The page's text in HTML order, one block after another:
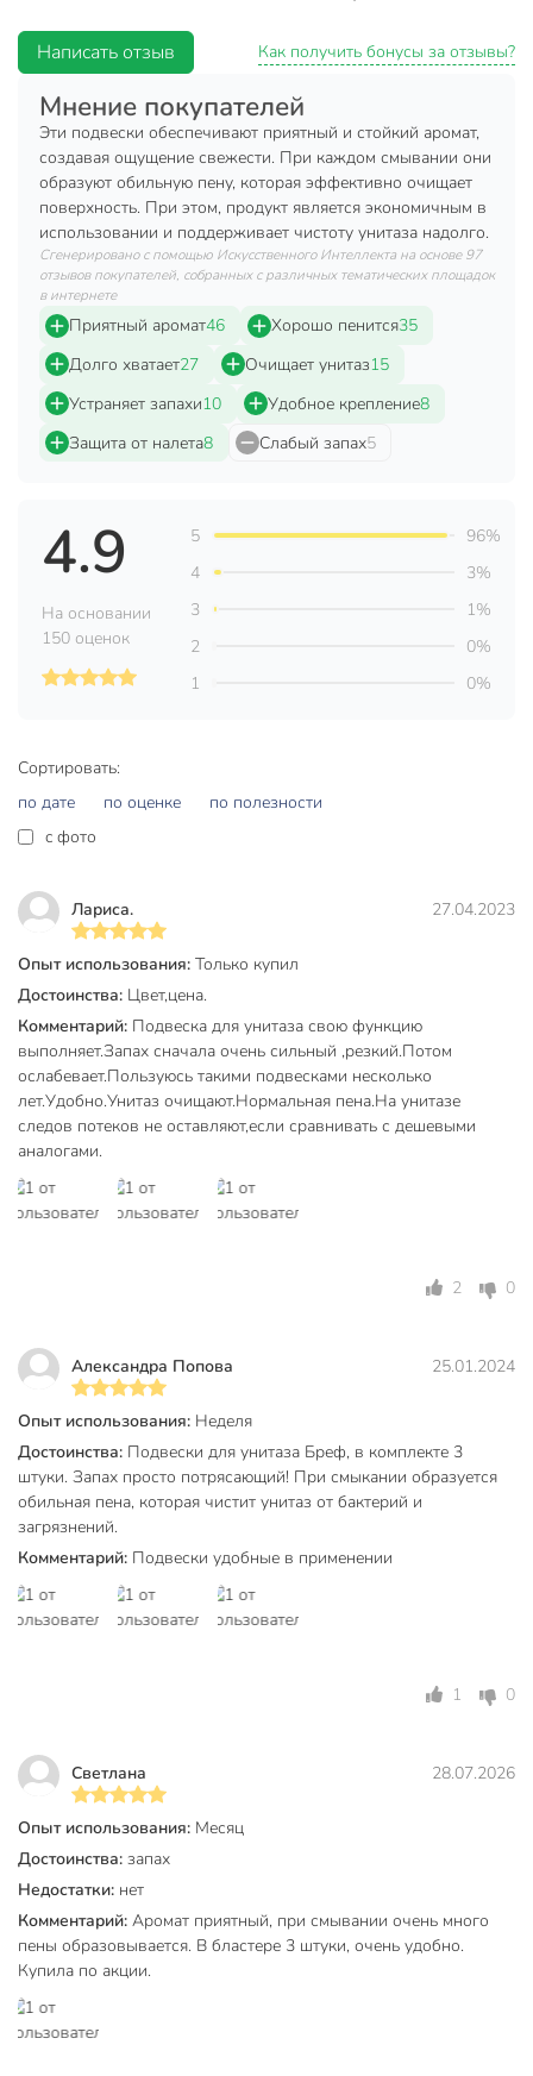
предотвращает образование известкового налета;
Бреф Делюкс — парфюмерный аромат для Вашего
туалета.
Характеристики:
Вес: 50 г.
Количество: 3 шт.
Цвет: голубой, бирюзовый.
Аромат: пленительный жасмин.
Техническая информация
Вес, г
50 г
Бренд
Бреф
Страна производства
Тип
Модель
Пленительный
Вес в упаковке
Габариты упаковки
Написать отзыв Как получить бонусы за отзывы?
Мнение покупателей
Эти подвески обеспечивают приятный и стойкий аромат,
создавая ощущение свежести. При каждом смывании они
образуют обильную пену, которая эффективно очищает
поверхность. При этом, продукт является экономичным в
использовании и поддерживает чистоту унитаза надолго.
Сгенерировано с помощью Искусственного Интеллекта на основе 97
отзывов покупателей, собранных с различных тематических площадок
в интернете
Приятный аромат46 Хорошо пенится35
Долго хватает27 Очищает унитаз15
Устраняет запахи10 Удобное крепление8
Защита от налета8 Слабый запах5
Сортировать:
по дате
по оценке
по полезности
c фото
Лариса. 27.04.2023
Опыт использования: Только купил
Достоинства: Цвет,цена.
Комментарий: Подвеска для унитаза свою функцию
выполняет.Запах сначала очень сильный ,резкий.Потом
ослабевает.Пользуюсь такими подвесками несколько
лет.Удобно.Унитаз очищают.Нормальная пена.На унитазе
следов потеков не оставляют,если сравнивать с дешевыми
аналогами.
2 0
Александра Попова 25.01.2024
Опыт использования: Неделя
Достоинства: Подвески для унитаза Бреф, в комплекте 3
штуки. Запах просто потрясающий! При смыкании образуется
обильная пена, которая чистит унитаз от бактерий и
загрязнений.
Комментарий: Подвески удобные в применении
1 0
Светлана 28.07.2026
Опыт использования: Месяц
Достоинства: запах
Недостатки: нет
Комментарий: Аромат приятный, при смывании очень много
пены образовывается. В бластере 3 штуки, очень удобно.
Купила по акции.
4.9
На основании
150 оценок
5
96%
4
3%
3
1%
2
0%
1
0%